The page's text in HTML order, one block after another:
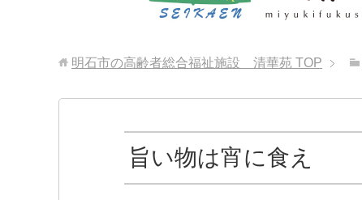
明石市の高齢者総合福祉施設 清華苑 TOP
旨い物は宵に食え